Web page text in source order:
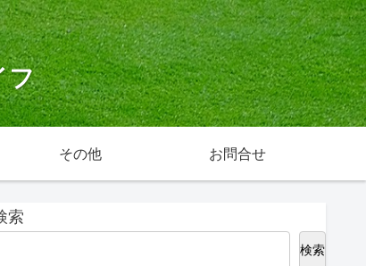
フ
その他 お問合せ
索
検索